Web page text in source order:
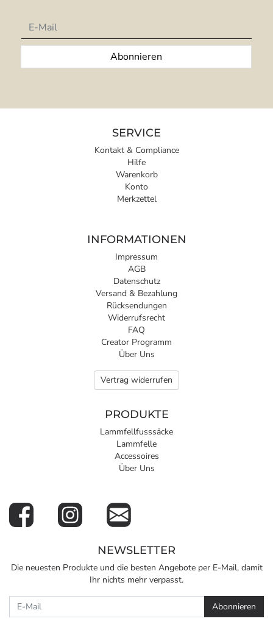
Newsletter
Abonnieren
SERVICE
Kontakt & Compliance
Hilfe
Warenkorb
Konto
Merkzettel
INFORMATIONEN
Impressum
AGB
Datenschutz
Versand & Bezahlung
Rücksendungen
Widerrufsrecht
FAQ
Creator Programm
Über Uns
Vertrag widerrufen
PRODUKTE
Lammfellfusssäcke
Lammfelle
Accessoires
Über Uns
NEWSLETTER
Die neuesten Produkte und die besten Angebote per E-Mail, damit
Ihr nichts mehr verpasst.
Abonnieren